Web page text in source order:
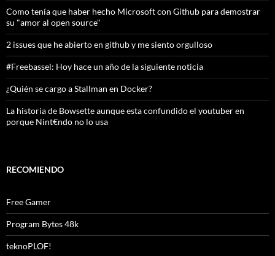
Como tenía que haber hecho Microsoft con Github para demostrar
su "amor al open source"
2 issues que he abierto en github y me siento orgulloso
#Freebassel: Hoy hace un año de la siguiente noticia
¿Quién se cargo a Stallman en Docker?
La historia de Bowsette aunque esta confundido el youtuber en
porque Nint€ndo no lo usa
RECOMIENDO
Free Gamer
Program Bytes 48k
teknoPLOF!